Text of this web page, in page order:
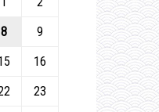
8
9
16
23